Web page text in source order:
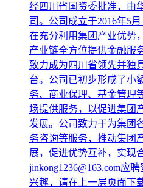
经四川省国资委批准，由
司。公司成立于2016年5
在充分利用集团产业优势
产业链全方位提供金融服
致力成为四川省领先并独
台。公司已初步形成了小
务、商业保理、基金管理
场提供服务，以促进集团
发展。公司致力于为集团
务咨询等服务，推动集团
展，促进优势互补，实现
jinkong1236@163.com应
兴趣，请在上一层页面下